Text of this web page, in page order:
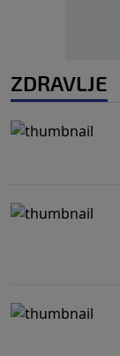
ZDRAVLJE